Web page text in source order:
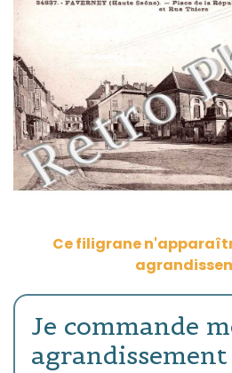
Ce filigrane
Je commande
agrandissement